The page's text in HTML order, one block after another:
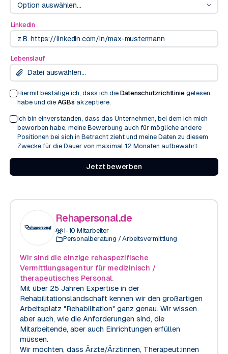
Option auswählen...
LinkedIn
Lebenslauf
Datei auswählen...
Hiermit bestätige ich, dass ich die Datenschutzrichtliniegelesen
habe und die AGBs akzeptiere.
Ich bin einverstanden, dass das Unternehmen, bei dem ich mich
beworben habe, meine Bewerbung auch für mögliche andere
Positionen bei sich in Betracht zieht und meine Daten zu diesem
Zwecke für die Dauer von maximal 12 Monaten aufbewahrt.
Jetzt bewerben
Rehapersonal.de
1-10 Mitarbeiter
Personalberatung / Arbeitsvermittlung
Wir sind die einzige rehaspezifische
Vermittlungsagentur für medizinisch /
therapeutisches Personal.
Mit über 25 Jahren Expertise in der
Rehabilitationslandschaft kennen wir den großartigen
Arbeitsplatz "Rehabilitation" ganz genau. Wir wissen
aber auch, wie die Anforderungen sind, die
Mitarbeitende, aber auch Einrichtungen erfüllen
müssen.
Wir möchten, dass Ärzte/Ärztinnen, Therapeut:innen